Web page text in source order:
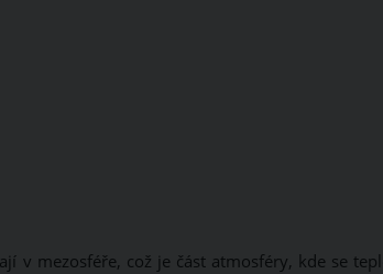
v mezosféře, což je část atmosféry, kde se